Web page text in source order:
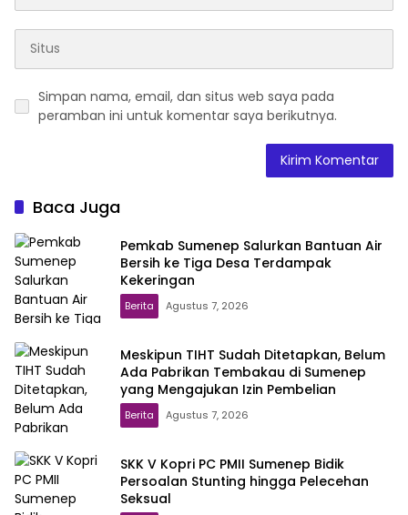
Simpan nama, email, dan situs web saya pada
peramban ini untuk komentar saya berikutnya.
Baca Juga
Pemkab Sumenep Salurkan Bantuan Air
Bersih ke Tiga Desa Terdampak
Kekeringan
Berita Agustus 7, 2026
Meskipun TIHT Sudah Ditetapkan, Belum
Ada Pabrikan Tembakau di Sumenep
yang Mengajukan Izin Pembelian
Berita Agustus 7, 2026
SKK V Kopri PC PMII Sumenep Bidik
Persoalan Stunting hingga Pelecehan
Seksual